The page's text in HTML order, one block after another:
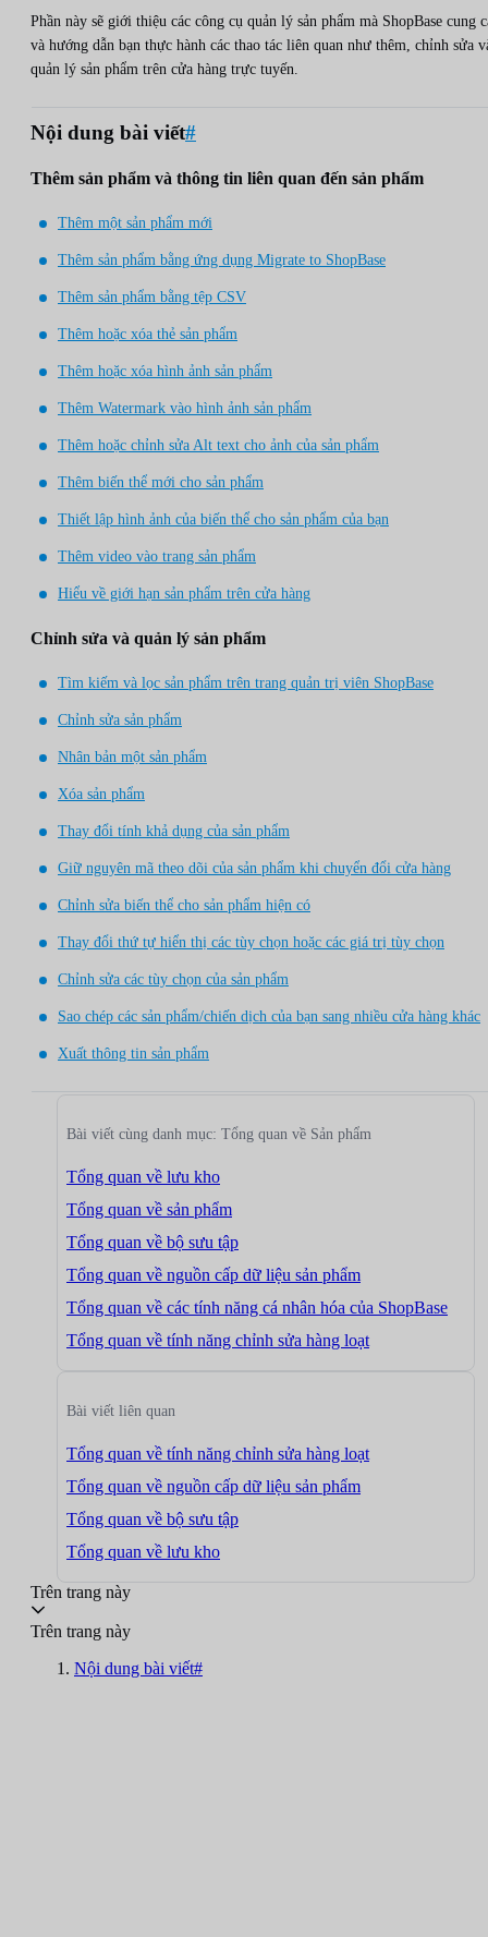
Phần này sẽ giới thiệu các công cụ quản lý sản phẩm mà ShopBase cung
và hướng dẫn bạn thực hành các thao tác liên quan như thêm, chỉnh sửa
quản lý sản phẩm trên cửa hàng trực tuyến.
Nội dung bài viết#
Thêm sản phẩm và thông tin liên quan đến sản phẩm
Thêm một sản phẩm mới
Thêm sản phẩm bằng ứng dụng Migrate to ShopBase
Thêm sản phẩm bằng tệp CSV
Thêm hoặc xóa thẻ sản phẩm
Thêm hoặc xóa hình ảnh sản phẩm
Thêm Watermark vào hình ảnh sản phẩm
Thêm hoặc chỉnh sửa Alt text cho ảnh của sản phẩm
Thêm biến thể mới cho sản phẩm
Thiết lập hình ảnh của biến thể cho sản phẩm của bạn
Thêm video vào trang sản phẩm
Hiểu về giới hạn sản phẩm trên cửa hàng
Chỉnh sửa và quản lý sản phẩm
Tìm kiếm và lọc sản phẩm trên trang quản trị viên ShopBase
Chỉnh sửa sản phẩm
Nhân bản một sản phẩm
Xóa sản phẩm
Thay đổi tính khả dụng của sản phẩm
Giữ nguyên mã theo dõi của sản phẩm khi chuyển đổi cửa hàng
Chỉnh sửa biến thể cho sản phẩm hiện có
Thay đổi thứ tự hiển thị các tùy chọn hoặc các giá trị tùy chọn
Chỉnh sửa các tùy chọn của sản phẩm
Sao chép các sản phẩm/chiến dịch của bạn sang nhiều cửa hàng khác
Xuất thông tin sản phẩm
Bài viết cùng danh mục: Tổng quan về Sản phẩm
Tổng quan về lưu kho
Tổng quan về sản phẩm
Tổng quan về bộ sưu tập
Tổng quan về nguồn cấp dữ liệu sản phẩm
Tổng quan về các tính năng cá nhân hóa của ShopBase
Tổng quan về tính năng chỉnh sửa hàng loạt
Bài viết liên quan
Tổng quan về tính năng chỉnh sửa hàng loạt
Tổng quan về nguồn cấp dữ liệu sản phẩm
Tổng quan về bộ sưu tập
Tổng quan về lưu kho
Trên trang này
Trên trang này
Nội dung bài viết#